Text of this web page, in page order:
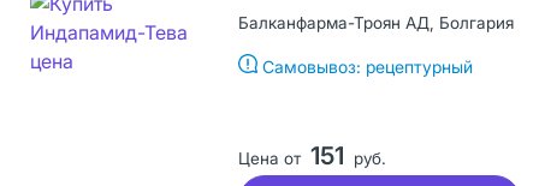
Балканфарма-Троян АД, Болгария
Самовывоз: рецептурный
Цена от 151 руб.